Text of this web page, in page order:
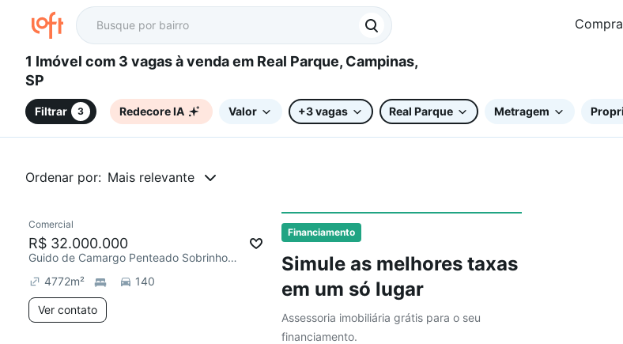
1 Imóvel com 3 vagas à venda em Real Parque, Campinas,
SP
Filtrar 3 Redecore IA Valor +3 vagas Real Parque Metragem
Ordenar por: Mais relevante
Financiamento
Simule as melhores taxas
em um só lugar
Assessoria imobiliária grátis para o seu
financiamento.
Comercial
R$ 32.000.000
Guido de Camargo Penteado Sobrinho, Real Parque
4772m² 140
Ver contato